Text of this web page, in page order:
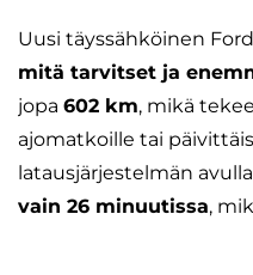
Uusi täyssähköinen
mitä tarvitset ja
jopa 602 km, mikä
ajomatkoille tai
latausjärjestelmän
vain 26 minuutissa,